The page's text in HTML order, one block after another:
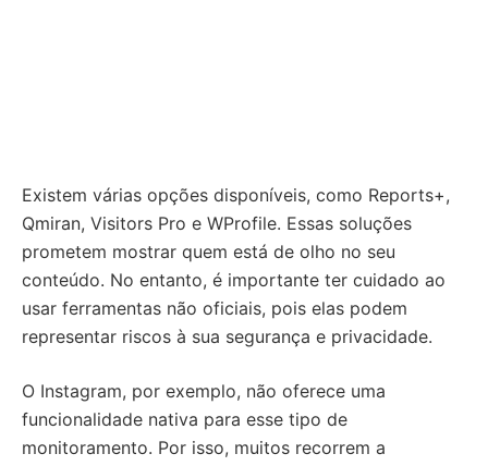
Existem várias opções disponíveis, como Reports+,
Qmiran, Visitors Pro e WProfile. Essas soluções
prometem mostrar quem está de olho no seu
conteúdo. No entanto, é importante ter cuidado ao
usar ferramentas não oficiais, pois elas podem
representar riscos à sua segurança e privacidade.
O Instagram, por exemplo, não oferece uma
funcionalidade nativa para esse tipo de
monitoramento. Por isso, muitos recorrem a